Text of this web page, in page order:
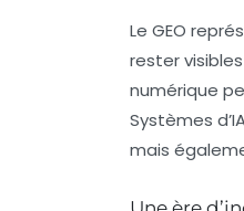
Le GEO
rester
numérique
Systèmes
mais